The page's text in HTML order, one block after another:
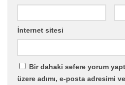
İnternet sitesi
Bir dahaki sefere yorum
üzere adımı, e-posta adresimi